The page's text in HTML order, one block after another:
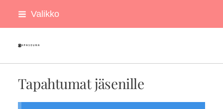
Siirry
Valikko
Tapaseura ry
Tapahtumat jäsenille